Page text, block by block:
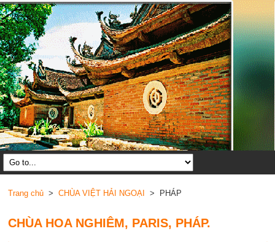
Trang chủ> CHÙA VIỆT HẢI NGOẠI > PHÁP
CHÙA HOA NGHIÊM, PARIS, PHÁP.